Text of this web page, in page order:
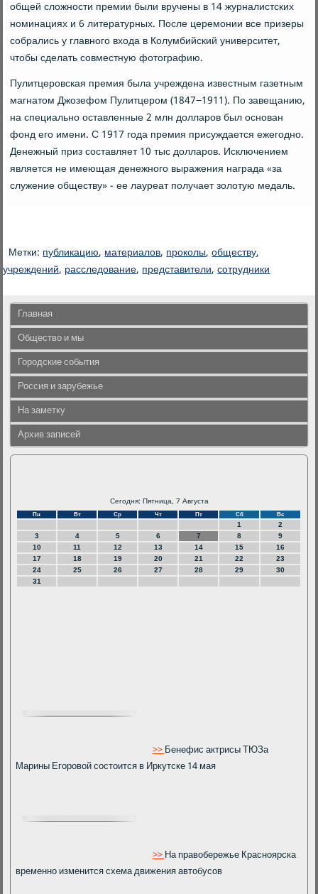
общей сложности премии были вручены в 14 журналистских
номинациях и 6 литературных. После церемонии все призеры
собрались у главного входа в Колумбийский университет,
чтобы сделать совместную фотографию.
Пулитцеровская премия была учреждена известным газетным
магнатом Джозефом Пулитцером (1847−1911). По завещанию,
на специально оставленные 2 млн долларов был основан
фонд его имени. С 1917 года премия присуждается ежегодно.
Денежный приз составляет 10 тыс долларов. Исключением
является не имеющая денежного выражения награда «за
служение обществу» - ее лауреат получает золотую медаль.
Метки:публикацию,материалов,проколы,обществу,
учреждений, расследование,представители,сотрудники
Главная
Общество и мы
Городские события
Россия и зарубежье
На заметку
Архив записей
Сегодня: Пятница, 7 Августа
Пн Вт Ср Чт Пт Сб Вс
1
2
3
4 5 6 7 8
9
10
11 12 13 14 15
16
17
18 19 20 21 22
23
24
25 26 27 28 29
30
31
>>Бенефис актрисы ТЮЗа
Марины Егоровой состоится в Иркутске 14 мая
>>На правобережье Красноярска
временно изменится схема движения автобусов